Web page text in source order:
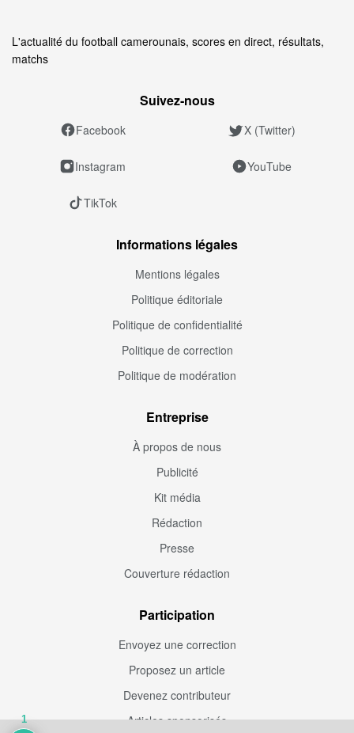
L'actualité du football camerounais, scores en direct, résultats,
matchs
Suivez‑nous
Facebook X (Twitter)
Instagram YouTube
TikTok
Informations légales
Mentions légales
Politique éditoriale
Politique de confidentialité
Politique de correction
Politique de modération
Entreprise
À propos de nous
Publicité
Kit média
Rédaction
Presse
Couverture rédaction
Participation
Envoyez une correction
Proposez un article
Devenez contributeur
Articles sponsorisés
1